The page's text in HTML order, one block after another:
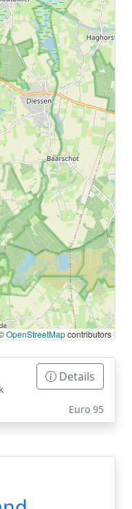
OpenStreetMapcontributors
Details
Euro 95